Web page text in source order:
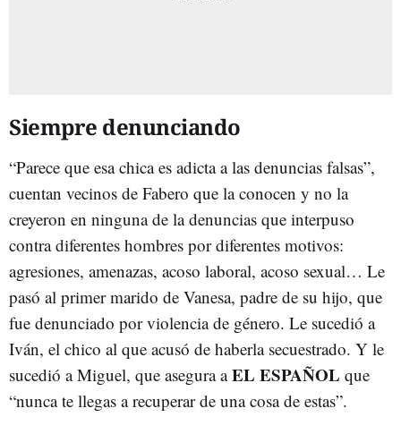
Siempre denunciando
“Parece que esa chica es adicta a las denuncias falsas”,
cuentan vecinos de Fabero que la conocen y no la
creyeron en ninguna de la denuncias que interpuso
contra diferentes hombres por diferentes motivos:
agresiones, amenazas, acoso laboral, acoso sexual… Le
pasó al primer marido de Vanesa, padre de su hijo, que
fue denunciado por violencia de género. Le sucedió a
Iván, el chico al que acusó de haberla secuestrado. Y le
sucedió a Miguel, que asegura aEL ESPAÑOL que
“nunca te llegas a recuperar de una cosa de estas”.